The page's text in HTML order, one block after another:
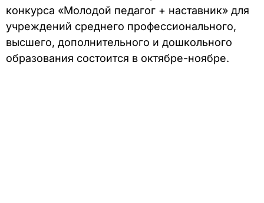
конкурса «Молодой педагог + наставник» для
учреждений среднего профессионального,
высшего, дополнительного и дошкольного
образования состоится в октябре-ноябре.